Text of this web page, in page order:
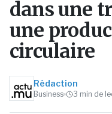
dans une
une
circulaire
Rédaction
Business 3 min de